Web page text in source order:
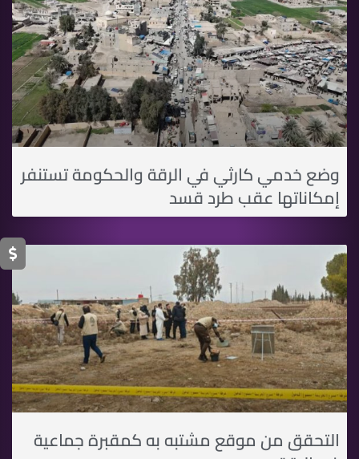
وضع خدمي كارثي في الرقة والحكومة تستنفر
إمكاناتها عقب طرد قسد
التحقق من موقع مشتبه به كمقبرة جماعية